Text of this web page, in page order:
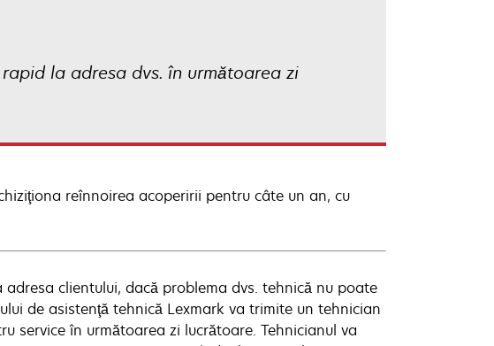
la adresa dvs. în următoarea zi
reînnoirea acoperirii pentru câte un an, cu
clientului, dacă problema dvs. tehnică nu poate
de asistenţă tehnică Lexmark va trimite un tehnician
service în următoarea zi lucrătoare. Tehnicianul va